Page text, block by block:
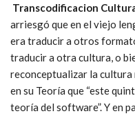
Transcodificacion
arriesgó que en el viejo
era traducir a otros
traducir a otra cultura, o
reconceptualizar la cultura
en su Teoría que “este
teoría del software”. Y en